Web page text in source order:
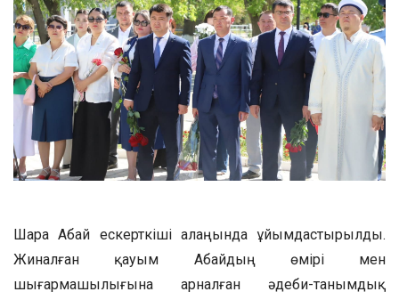
Шара Абай ескерткіші алаңында ұйымдастырылды.
Жиналған қауым Абайдың өмірі мен
шығармашылығына арналған әдеби-танымдық